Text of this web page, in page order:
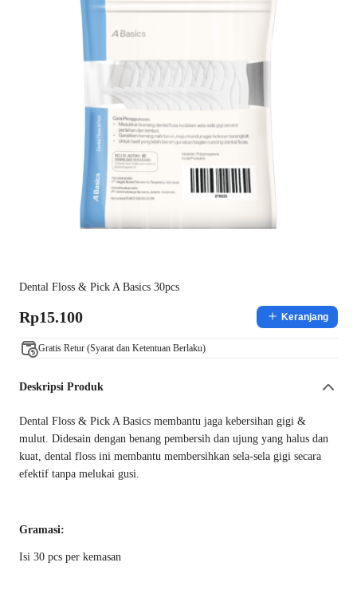
Dental Floss & Pick A Basics 30pcs
Rp15.100 Keranjang
Gratis Retur (Syarat dan Ketentuan Berlaku)
Deskripsi Produk
Dental Floss & Pick A Basics membantu jaga kebersihan gigi &
mulut. Didesain dengan benang pembersih dan ujung yang halus dan
kuat, dental floss ini membantu membersihkan sela-sela gigi secara
efektif tanpa melukai gusi.
Gramasi:
Isi 30 pcs per kemasan